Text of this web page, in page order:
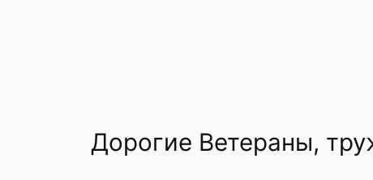
Дорогие Ветераны,